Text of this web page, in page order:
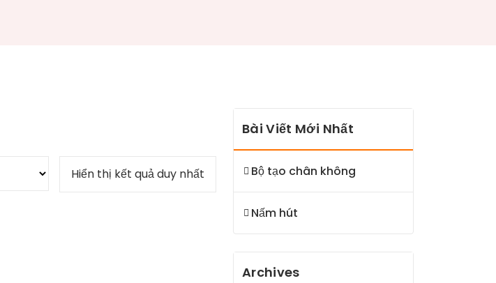
Hiển thị kết quả duy nhất
Bài Viết Mới Nhất
Bộ tạo chân không
Nấm hút
Archives